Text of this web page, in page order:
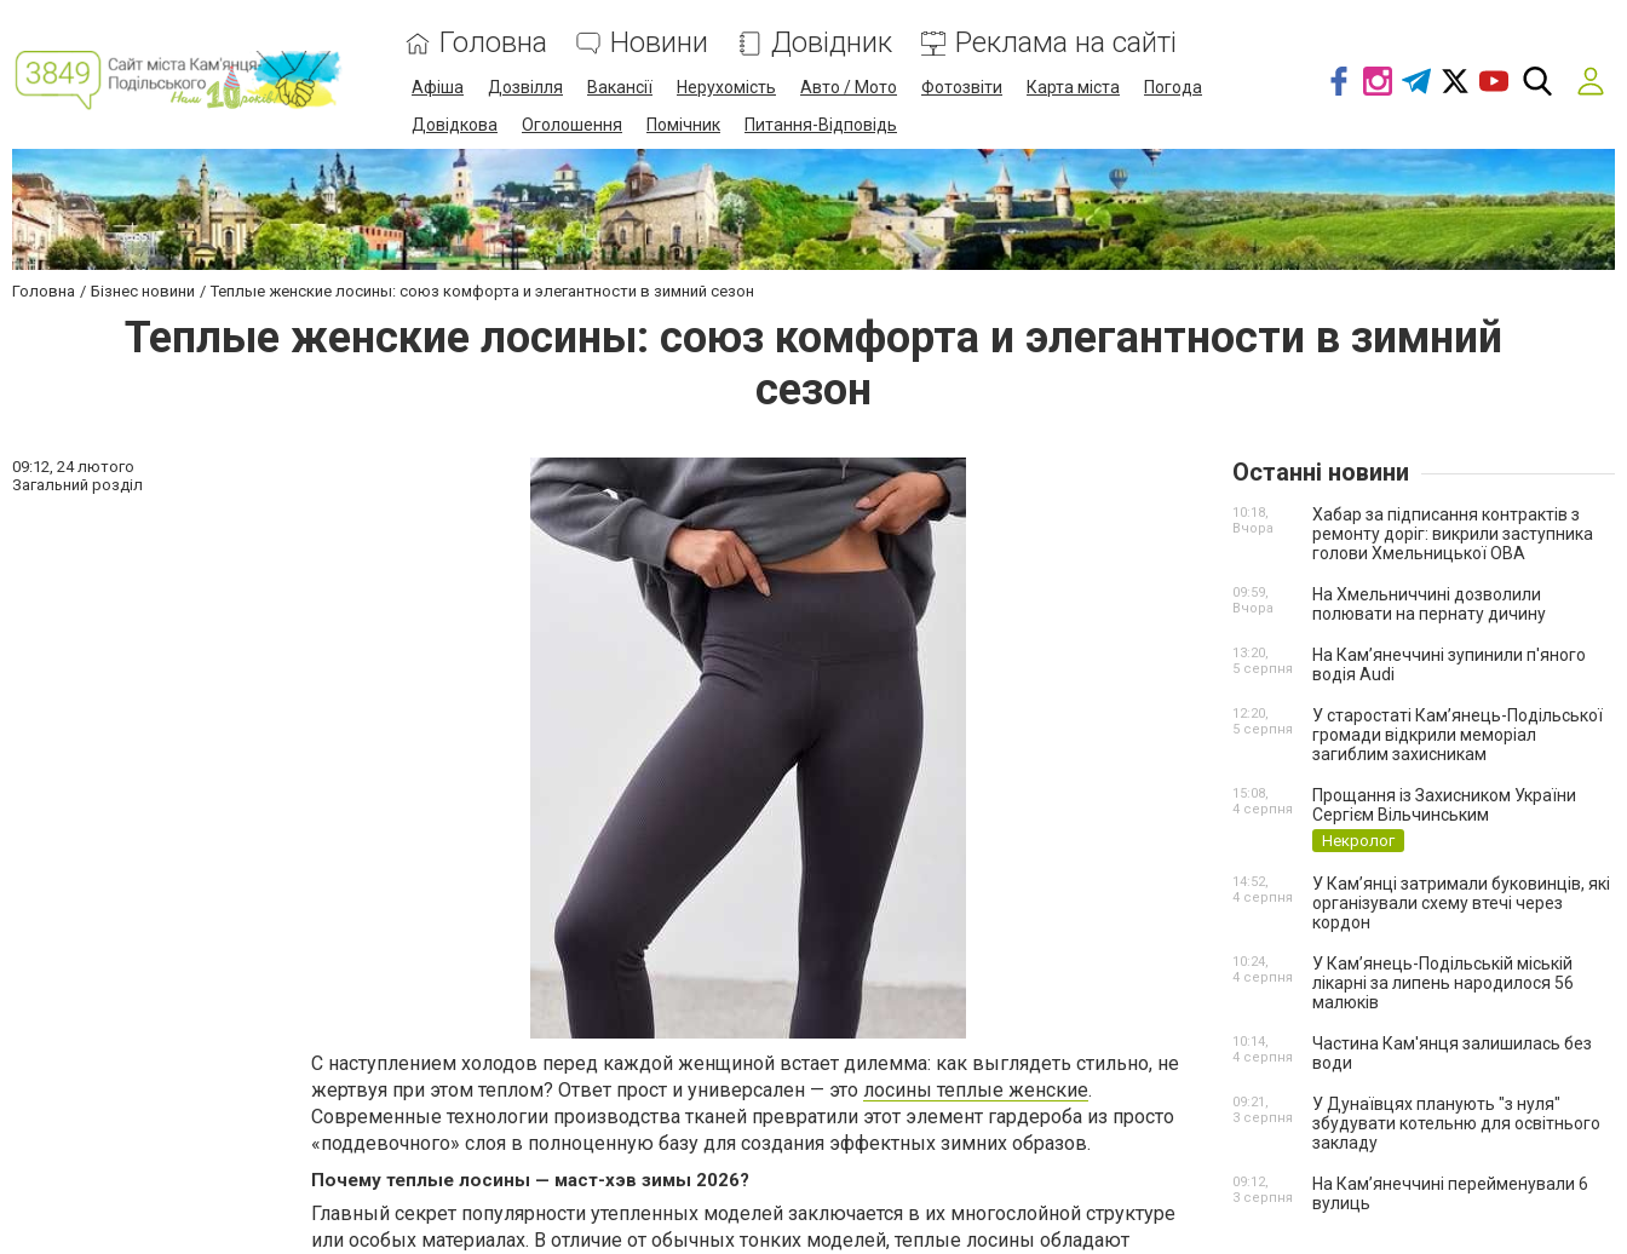
Головна Новини Довідник Реклама на сайті
Афіша Дозвілля Вакансії Нерухомість Авто / Мото Фотозвіти Карта міста
Погода
Довідкова
Оголошення Помічник Питання-Відповідь
Головна Бізнес новини Теплые женские лосины: союз комфорта и элегантности в зимний сезон
Теплые женские лосины: союз комфорта и элегантности в зимний
сезон
09:12, 24 лютого
Загальний розділ
С наступлением холодов перед каждой женщиной встает дилемма: как выглядеть стильно, не
жертвуя при этом теплом? Ответ прост и универсален — это лосины теплые женские.
Современные технологии производства тканей превратили этот элемент гардероба из просто
«поддевочного» слоя в полноценную базу для создания эффектных зимних образов.
Почему теплые лосины — маст-хэв зимы 2026?
Главный секрет популярности утепленных моделей заключается в их многослойной структуре
или особых материалах. В отличие от обычных тонких моделей, теплые лосины обладают
Останні новини
Хабар за підписання контрактів з
ремонту доріг: викрили заступника
голови Хмельницької ОВА
10:18,
Вчора
На Хмельниччині дозволили
полювати на пернату дичину
09:59,
Вчора
На Камʼянеччині зупинили п'яного
водія Audi
13:20,
5 серпня
У старостаті Кам’янець-Подільської
громади відкрили меморіал
загиблим захисникам
12:20,
5 серпня
Прощання із Захисником України
Сергієм Вільчинським
Некролог
15:08,
4 серпня
У Кам’янці затримали буковинців, які
організували схему втечі через
кордон
14:52,
4 серпня
У Кам’янець-Подільській міській
лікарні за липень народилося 56
малюків
10:24,
4 серпня
Частина Кам'янця залишилась без
води
10:14,
4 серпня
У Дунаївцях планують "з нуля"
збудувати котельню для освітнього
закладу
09:21,
3 серпня
На Камʼянеччині перейменували 6
вулиць
09:12,
3 серпня